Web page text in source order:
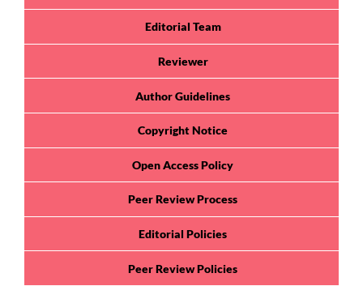
Editorial Team
Reviewer
Author Guidelines
Copyright Notice
Open Access Policy
Peer Review Process
Editorial Policies
Peer Review Policies